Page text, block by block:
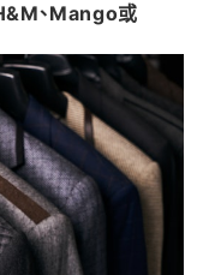
、Mango或